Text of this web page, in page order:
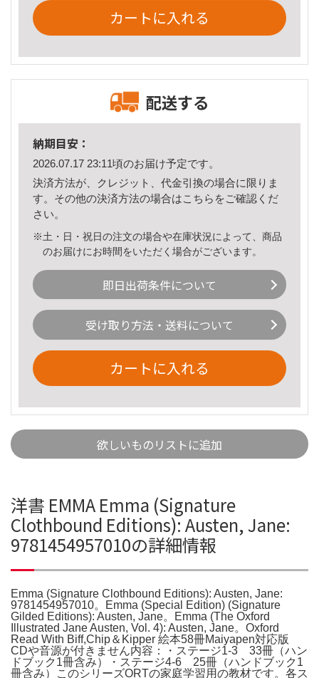
カートに入れる
配送する
納期目安：
2026.07.17 23:11頃のお届け予定です。
決済方法が、クレジット、代金引換の場合に限りま
す。その他の決済方法の場合はこちら をご確認くだ
さい。
※土・日・祝日の注文の場合や在庫状況によって、商品
のお届けにお時間をいただく場合がございます。
即日出荷条件について
受け取り方法・送料について
カートに入れる
欲しいものリストに追加
洋書 EMMA Emma (Signature
Clothbound Editions): Austen, Jane:
9781454957010の詳細情報
Emma (Signature Clothbound Editions): Austen, Jane:
9781454957010。Emma (Special Edition) (Signature
Gilded Editions): Austen, Jane。Emma (The Oxford
Illustrated Jane Austen, Vol. 4): Austen, Jane。Oxford
Read With Biff,Chip＆Kipper 絵本58冊Maiyapen対応版
CDや音源が付きません内容：・ステージ1-3 33冊（ハン
ドブック1冊含み）・ステージ4-6 25冊（ハンドブック1
冊含み）このシリーズORTの家庭学習用の教材です。各ス